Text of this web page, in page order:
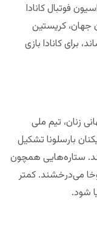
فوتبال کانادا
جهان، کریستین
گل به ثمر رساند، برای کانادا بازی
زنان، تیم ملی
بارسلونا تشکیل
ستاره‌هایی همچون
می‌درخشند. کمتر
شود.